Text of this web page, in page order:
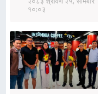
१०:०३